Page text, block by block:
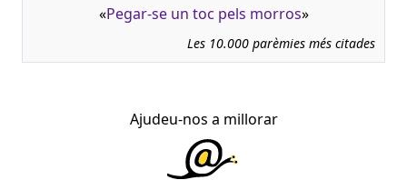
«Pegar-se un toc pels morros»
Les 10.000 parèmies més citades
Ajudeu-nos a millorar